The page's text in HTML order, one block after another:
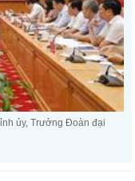
ủy, Trưởng Đoàn đại